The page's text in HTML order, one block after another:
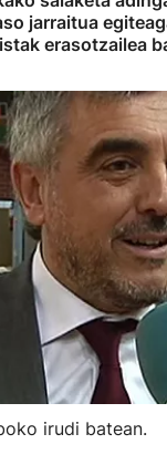
jarraitua
erasotzailea
irudi batean.